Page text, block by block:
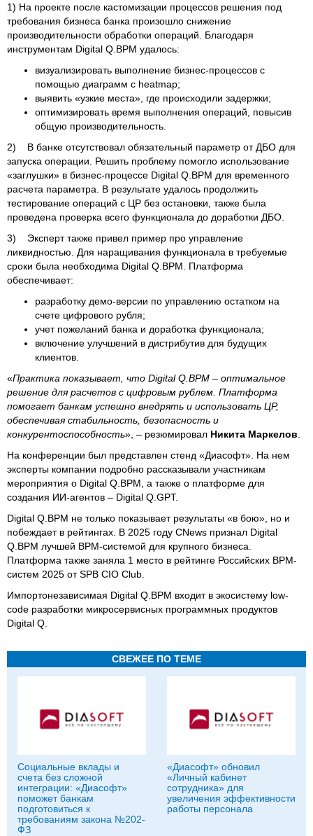
1) На проекте после кастомизации процессов решения под
требования бизнеса банка произошло снижение
производительности обработки операций. Благодаря
инструментам Digital Q.BPM удалось:
визуализировать выполнение бизнес‑процессов с
помощью диаграмм с heatmap;
выявить «узкие места», где происходили задержки;
оптимизировать время выполнения операций, повысив
общую производительность.
2) В банке отсутствовал обязательный параметр от ДБО для
запуска операции. Решить проблему помогло использование
«заглушки» в бизнес‑процессе Digital Q.BPM для временного
расчета параметра. В результате удалось продолжить
тестирование операций с ЦР без остановки, также была
проведена проверка всего функционала до доработки ДБО.
3) Эксперт также привел пример про управление
ликвидностью. Для наращивания функционала в требуемые
сроки была необходима Digital Q.BPM. Платформа
обеспечивает:
разработку демо‑версии по управлению остатком на
счете цифрового рубля;
учет пожеланий банка и доработка функционала;
включение улучшений в дистрибутив для будущих
клиентов.
«Практика показывает, что Digital Q.BPM – оптимальное
решение для расчетов с цифровым рублем. Платформа
помогает банкам успешно внедрять и использовать ЦР,
обеспечивая стабильность, безопасность и
конкурентоспособность», – резюмировал Никита Маркелов
На конференции был представлен стенд «Диасофт». На нем
эксперты компании подробно рассказывали участникам
мероприятия о Digital Q.BPM, а также о платформе для
создания ИИ-агентов – Digital Q.GPT.
Digital Q.BPM не только показывает результаты «в бою», но и
побеждает в рейтингах. В 2025 году CNews признал Digital
Q.BPM лучшей BPM-системой для крупного бизнеса.
Платформа также заняла 1 место в рейтинге Российских BPM-
систем 2025 от SPB CIO Club.
Импортонезависимая Digital Q.BPM входит в экосистему low-
code разработки микросервисных программных продуктов
Digital Q.
СВЕЖЕЕ ПО ТЕМЕ
Социальные вклады и
счета без сложной
интеграции: «Диасофт»
поможет банкам
подготовиться к
требованиям закона №202-
ФЗ
«Диасофт» обновил
«Личный кабинет
сотрудника» для
увеличения эффективности
работы персонала